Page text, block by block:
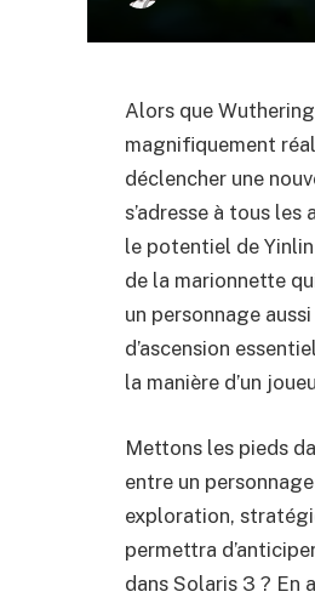
Alors que
magnifiquement
déclencher une
s’adresse à tous
le potentiel de
de la marionnette
un personnage
d’ascension
la manière d’un
Mettons les pieds
entre un
exploration,
permettra
dans Solaris 3 ? En